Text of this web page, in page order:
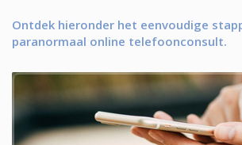
Ontdek hieronder het eenvoudige
paranormaal online telefoonconsult.